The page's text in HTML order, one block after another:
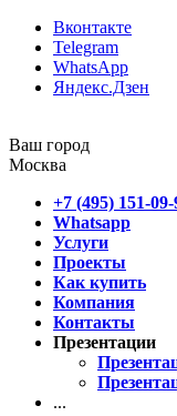
Вконтакте
Telegram
WhatsApp
Яндекс.Дзен
Ваш город
Москва
+7 (495) 151-09-
Whatsapp
Услуги
Проекты
Как купить
Компания
Контакты
Презентации
...